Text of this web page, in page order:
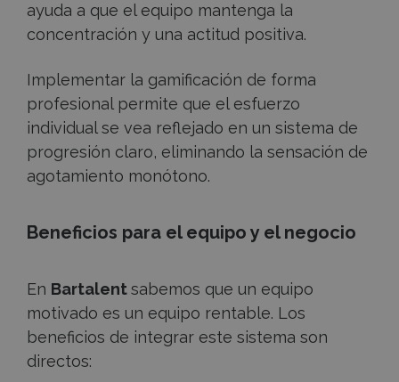
ayuda a que el equipo mantenga la
concentración y una actitud positiva.
Implementar la gamificación de forma
profesional permite que el esfuerzo
individual se vea reflejado en un sistema de
progresión claro, eliminando la sensación de
agotamiento monótono.
Beneficios para el equipo y el negocio
En Bartalentsabemos que un equipo
motivado es un equipo rentable. Los
beneficios de integrar este sistema son
directos: